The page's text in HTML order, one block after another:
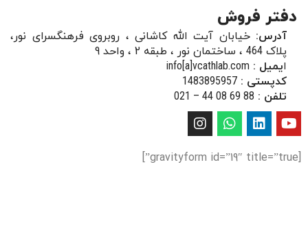
دفتر فروش
آدرس: خیابان آیت الله کاشانی ، روبروی فرهنگسرای نور،
پلاک 464 ، ساختمان نور ، طبقه 2 ، واحد 9
ایمیل : info[a]vcathlab.com
ک‍‍‍‍‍دپستی : 1483895957
تلفن : 88 69 08 44 – 021
[gravityform id=”19″ title=”true”]